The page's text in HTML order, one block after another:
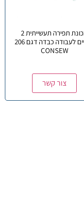
מכונת תפירה תעשייתית 2
רגליים לעבודה כבדה דגם 206
CONSEW
צור קשר